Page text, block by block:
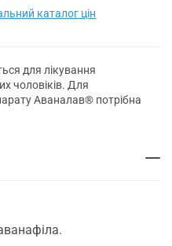
каталог цін
для лікування
чоловіків. Для
Аваналав® потрібна